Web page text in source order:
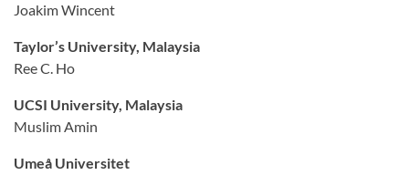
Joakim Wincent
Taylor’s University, Malaysia
Ree C. Ho
UCSI University, Malaysia
Muslim Amin
Umeå Universitet